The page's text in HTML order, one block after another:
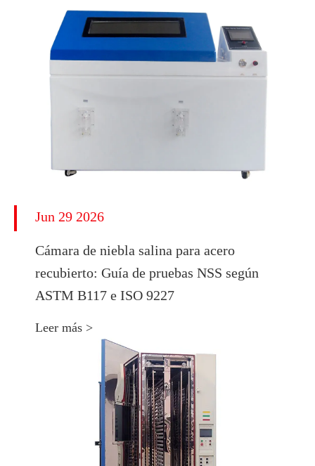
Jun 29 2026
Cámara de niebla salina para acero
recubierto: Guía de pruebas NSS según
ASTM B117 e ISO 9227
Leer más >